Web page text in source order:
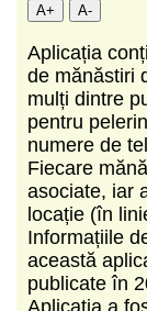
A+ A-
Aplicația
de mănăstiri
mulți dintre
pentru
numere de
Fiecare
asociate, iar
locație (în
Informațiile
această
publicate în
Aplicația a